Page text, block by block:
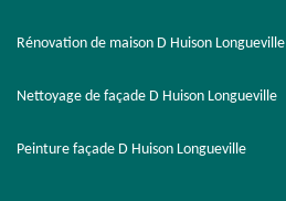
Rénovation de maison D Huison Longueville
Nettoyage de façade D Huison Longueville
Peinture façade D Huison Longueville